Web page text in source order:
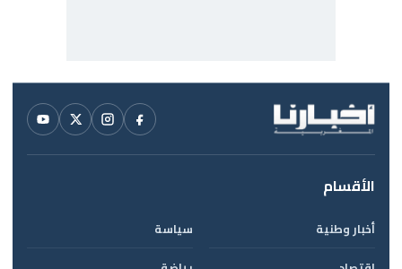
الأقسام
أخبار وطنية
سياسة